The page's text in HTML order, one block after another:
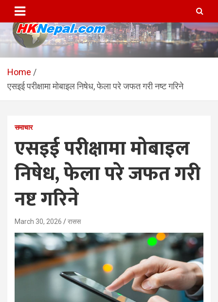
content
HKNepal.com – हङकङबाट
सञ्चालित पहिलो नेपाली अनलाईन
पत्रिका
hknepal, hknepal.com, hk nepal, hk nepal com
Home
एसइई परीक्षामा मोबाइल निषेध, फेला परे जफत गरी नष्ट गरिने
समाचार
एसइई परीक्षामा मोबाइल
निषेध, फेला परे जफत गरी
नष्ट गरिने
March 30, 2026 रासस